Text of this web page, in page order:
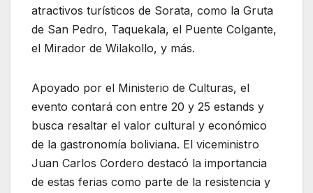
atractivos turísticos de Sorata, como la Gruta
de San Pedro, Taquekala, el Puente Colgante,
el Mirador de Wilakollo, y más.
Apoyado por el Ministerio de Culturas, el
evento contará con entre 20 y 25 estands y
busca resaltar el valor cultural y económico
de la gastronomía boliviana. El viceministro
Juan Carlos Cordero destacó la importancia
de estas ferias como parte de la resistencia y